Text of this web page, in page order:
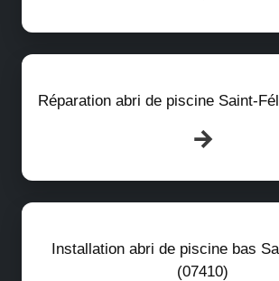
Réparation abri de piscine Saint-
Installation abri de piscine bas
(07410)